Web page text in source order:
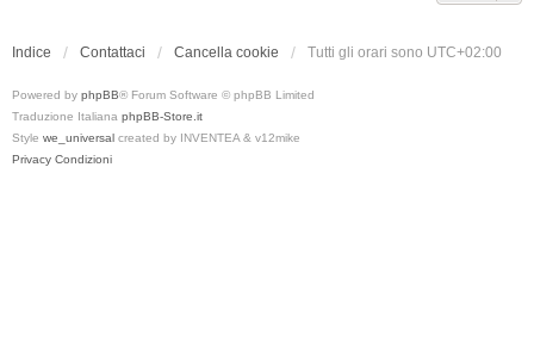
Indice Contattaci Cancella cookie Tutti gli orari sono UTC+02:00
Powered by phpBB® Forum Software © phpBB Limited
Traduzione Italiana phpBB-Store.it
Style we_universal created by INVENTEA & v12mike
Privacy Condizioni